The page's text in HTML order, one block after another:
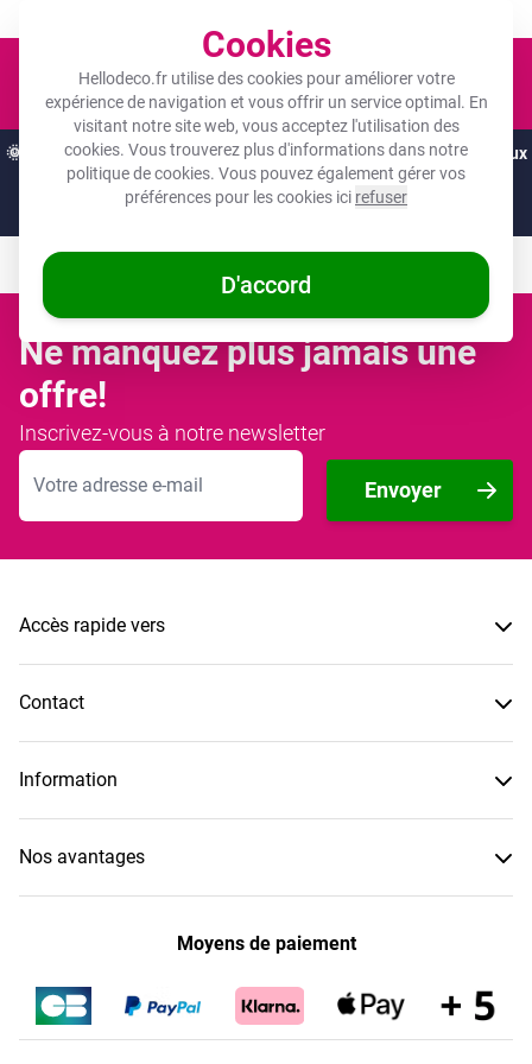
Cookies
Hellodeco.fr utilise des cookies pour améliorer votre
expérience de navigation et vous offrir un service optimal. En
visitant notre site web, vous acceptez l'utilisation des
cookies. Vous trouverez plus d'informations dans notre
politique de cookies. Vous pouvez également gérer vos
préférences pour les cookies ici refuser
D'accord
🌞 OFFRES D'ÉTÉ :Les meilleures remises de l'année sur vos cadeaux
préférés ! 🌞
Il ne reste que 14 heures et 12:50
Ne manquez plus jamais une
offre!
Inscrivez-vous à notre newsletter
Adresse mail
Envoyer
Accès rapide vers
Contact
Information
Nos avantages
Moyens de paiement